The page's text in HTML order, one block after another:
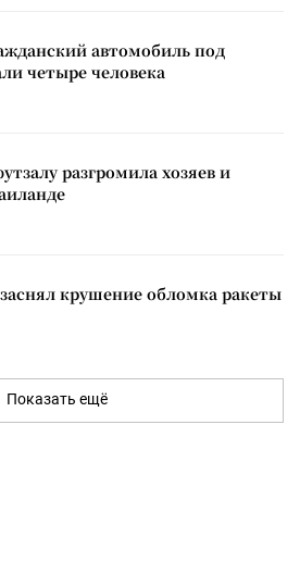
автомобиль под
четыре человека
разгромила хозяев и
крушение обломка ракеты
Показать ещё